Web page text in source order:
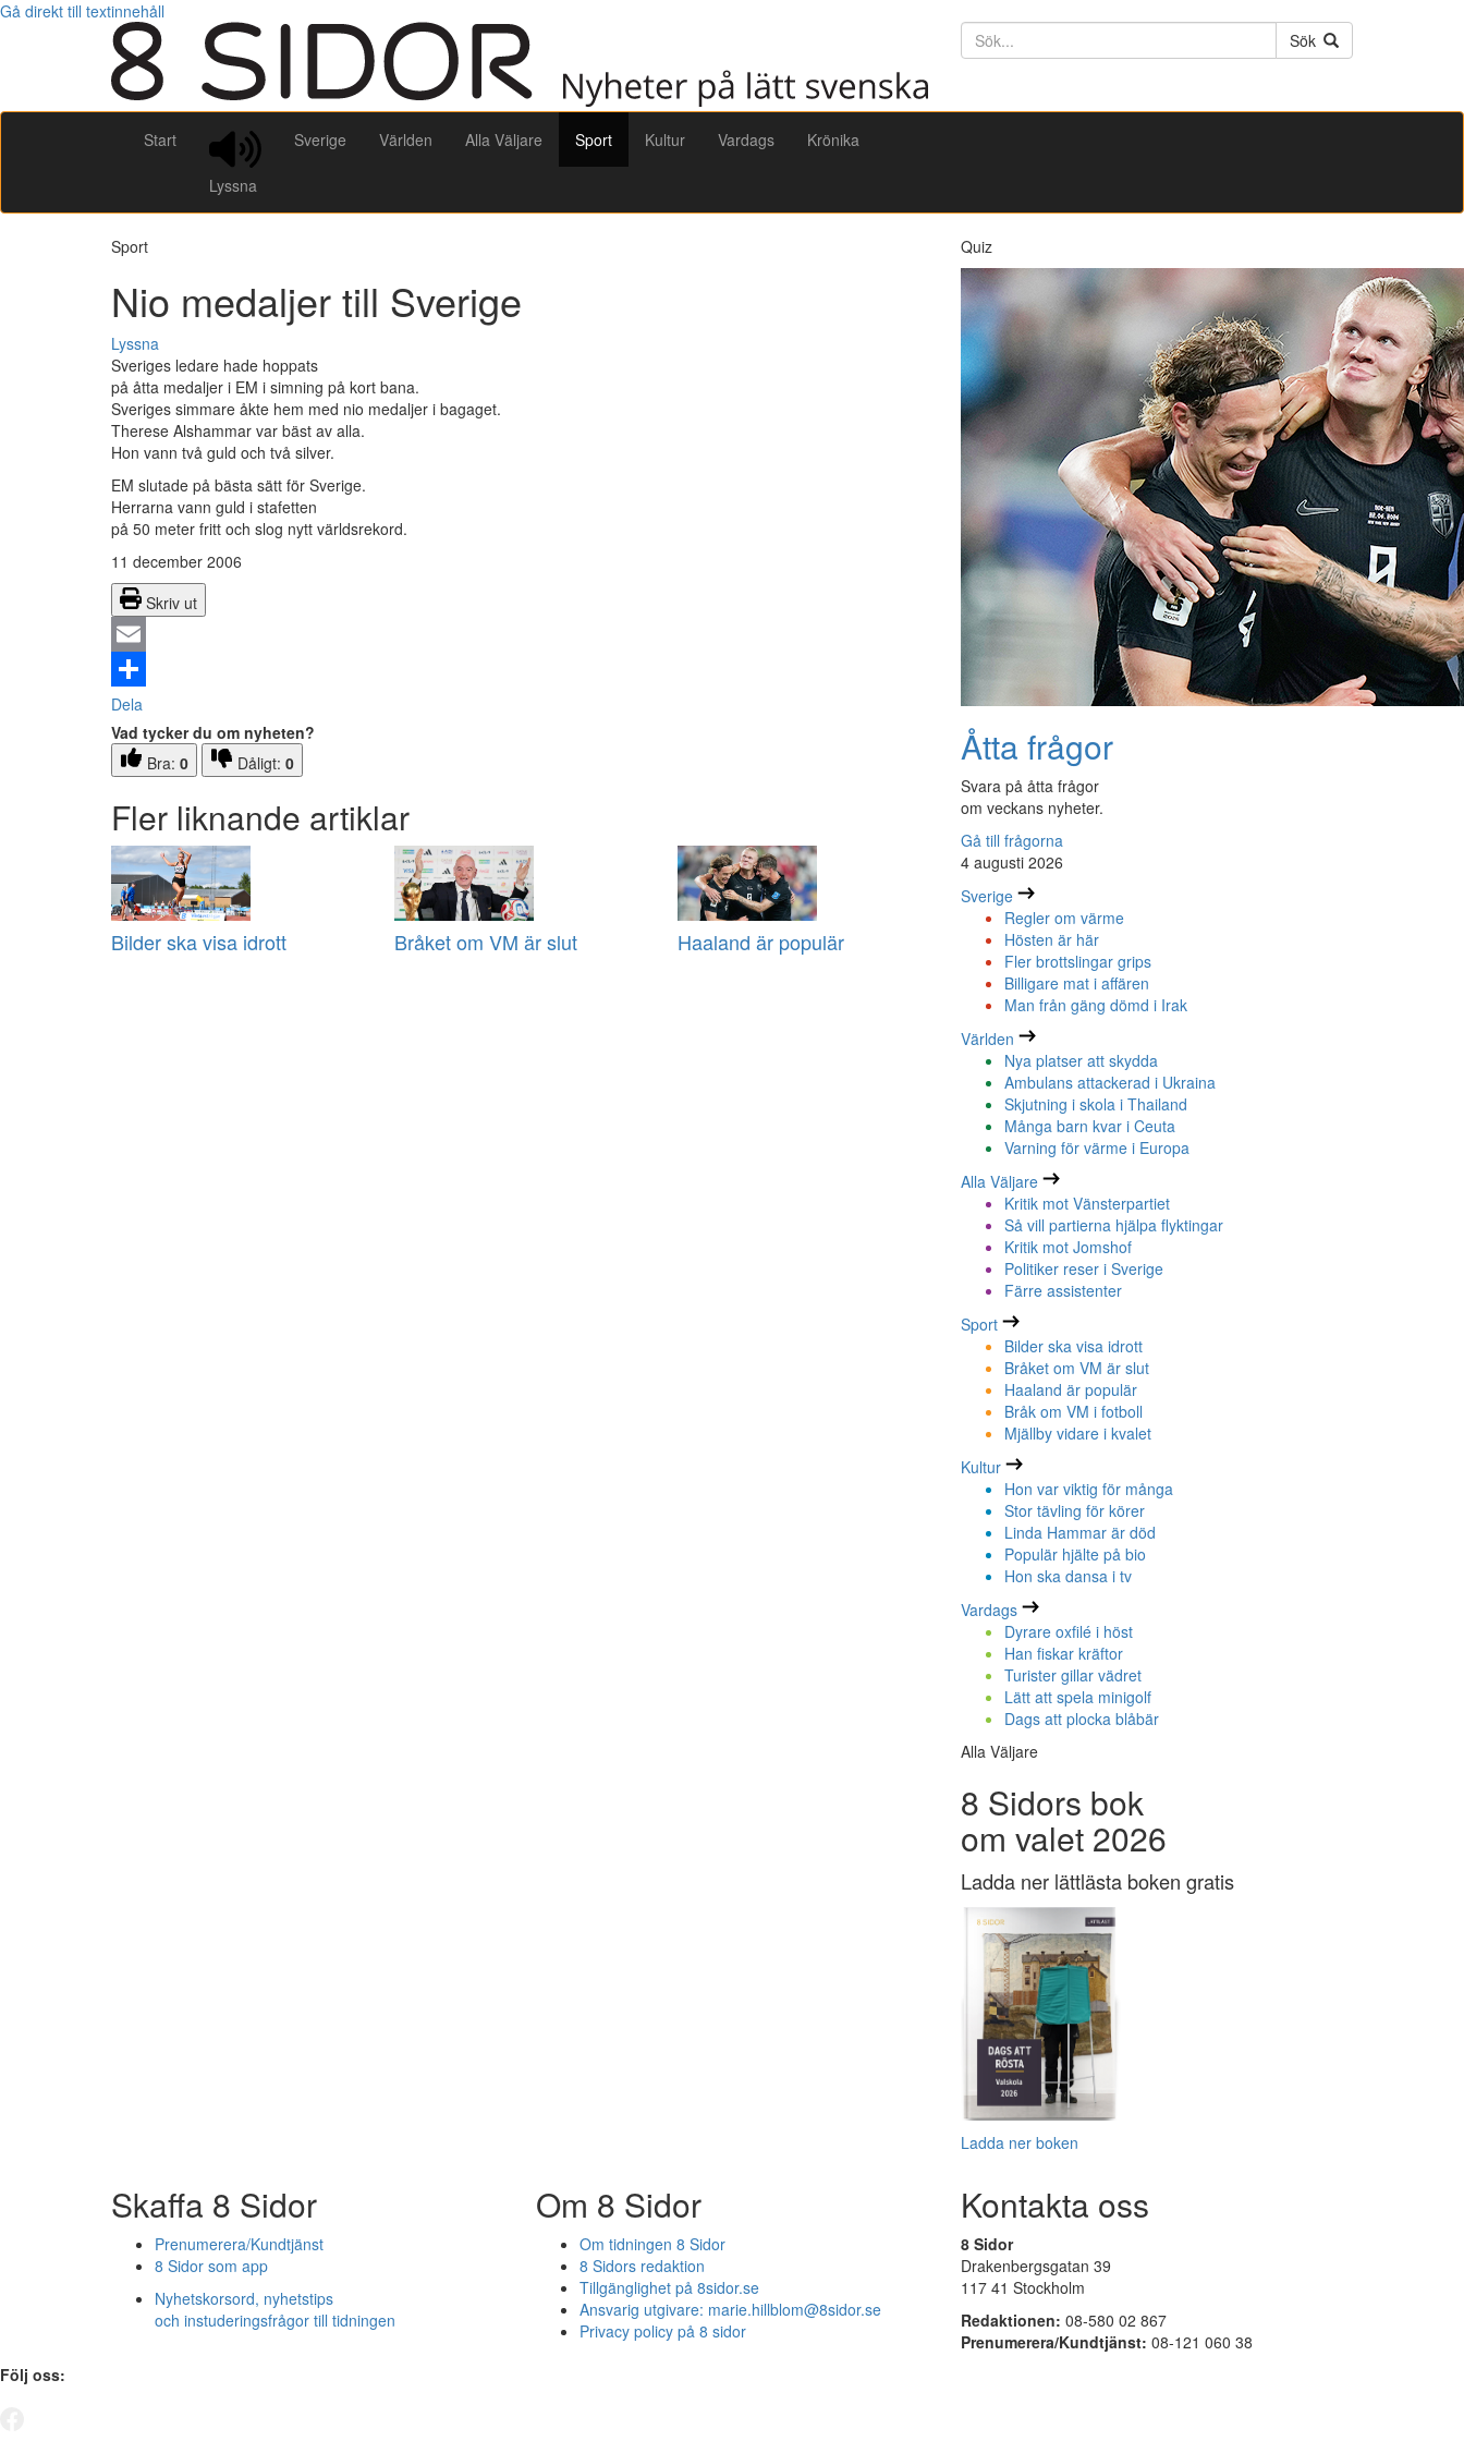
Gå direkt till textinnehåll
Söktext
Sök
Start
Lyssna
Sverige Världen Alla Väljare Sport Kultur Vardags Krönika
Sport
Nio medaljer till Sverige
Lyssna
Sveriges ledare hade hoppats
på åtta medaljer i EM i simning på kort bana.
Sveriges simmare åkte hem med nio medaljer i bagaget.
Therese Alshammar var bäst av alla.
Hon vann två guld och två silver.
EM slutade på bästa sätt för Sverige.
Herrarna vann guld i stafetten
på 50 meter fritt och slog nytt världsrekord.
11 december 2006
Skriv ut
Email
Dela
Vad tycker du om nyheten?
Bra: 0 Dåligt: 0
Fler liknande artiklar
Bilder ska visa idrott Bråket om VM är slut Haaland är populär
Quiz
Åtta frågor
Svara på åtta frågor
om veckans nyheter.
Gå till frågorna
4 augusti 2026
Sverige
Regler om värme
Hösten är här
Fler brottslingar grips
Billigare mat i affären
Man från gäng dömd i Irak
Världen
Nya platser att skydda
Ambulans attackerad i Ukraina
Skjutning i skola i Thailand
Många barn kvar i Ceuta
Varning för värme i Europa
Alla Väljare
Kritik mot Vänsterpartiet
Så vill partierna hjälpa flyktingar
Kritik mot Jomshof
Politiker reser i Sverige
Färre assistenter
Sport
Bilder ska visa idrott
Bråket om VM är slut
Haaland är populär
Bråk om VM i fotboll
Mjällby vidare i kvalet
Kultur
Hon var viktig för många
Stor tävling för körer
Linda Hammar är död
Populär hjälte på bio
Hon ska dansa i tv
Vardags
Dyrare oxfilé i höst
Han fiskar kräftor
Turister gillar vädret
Lätt att spela minigolf
Dags att plocka blåbär
Alla Väljare
8 Sidors bok
om valet 2026
Ladda ner lättlästa boken gratis
Ladda ner boken
Skaffa 8 Sidor
Prenumerera/Kundtjänst
8 Sidor som app
Nyhetskorsord, nyhetstips
och instuderingsfrågor till tidningen
Om 8 Sidor
Om tidningen 8 Sidor
8 Sidors redaktion
Tillgänglighet på 8sidor.se
Ansvarig utgivare: marie.hillblom@8sidor.se
Privacy policy på 8 sidor
Kontakta oss
8 Sidor
Drakenbergsgatan 39
117 41 Stockholm
Redaktionen: 08-580 02 867
Prenumerera/Kundtjänst: 08-121 060 38
Följ oss: